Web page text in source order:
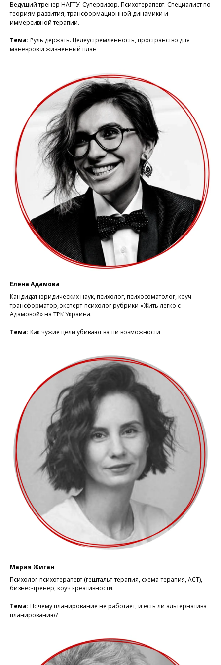
Ведущий тренер НАГТУ. Супервизор. Психотерапевт. Специалист по
теориям развития, трансформационной динамики и
иммерсивной терапии.
Тема: Руль держать. Целеустремленность, пространство для
маневров и жизненный план
Елена Адамова
Кандидат юридических наук, психолог, психосоматолог, коуч-
трансформатор, эксперт-психолог рубрики «Жить легко с
Адамовой» на ТРК Украина.
Тема: Как чужие цели убивают ваши возможности
Мария Жиган
Психолог-психотерапевт (гештальт-терапия, схема-терапия, АСТ),
бизнес-тренер, коуч креативности.
Тема: Почему планирование не работает, и есть ли альтернатива
планированию?